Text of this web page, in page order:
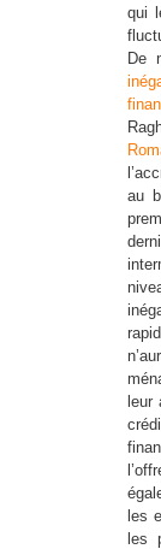
qui
De
au
leur
les
les